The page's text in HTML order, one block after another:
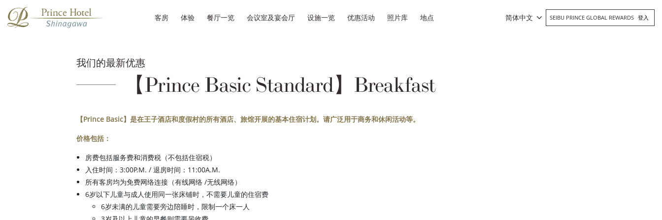
客房 体验 餐厅一览 会议室及宴会厅 设施一览 优惠活动 照片库 地点 简体中文 SEIBU PRINCE GLOBAL REWARDS 登入
我们的最新优惠
【Prince Basic Standard】Breakfast
【Prince Basic】是在王子酒店和度假村的所有酒店、旅馆开展的基本住宿计划。请广泛用于商务和休闲活动等。
价格包括：
房费包括服务费和消费税（不包括住宿税）
入住时间：3:00P.M. / 退房时间：11:00A.M.
所有客房均为免费网络连接（有线网络 /无线网络）
6岁以下儿童与成人使用同一张床铺时，不需要儿童的住宿费
6岁未满的儿童需要旁边陪睡时，限制一个床一人